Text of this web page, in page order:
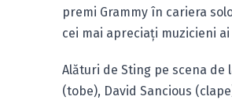
premi Grammy în cariera
cei mai apreciaţi muzicieni
Alături de Sting pe scena de
(tobe), David Sancious